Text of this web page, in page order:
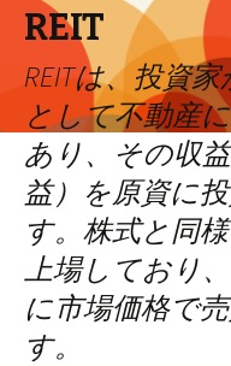
REIT
REITは、投資
として不動産
あり、その収
益）を原資に
す。株式と同
上場しており
に市場価格で
す。